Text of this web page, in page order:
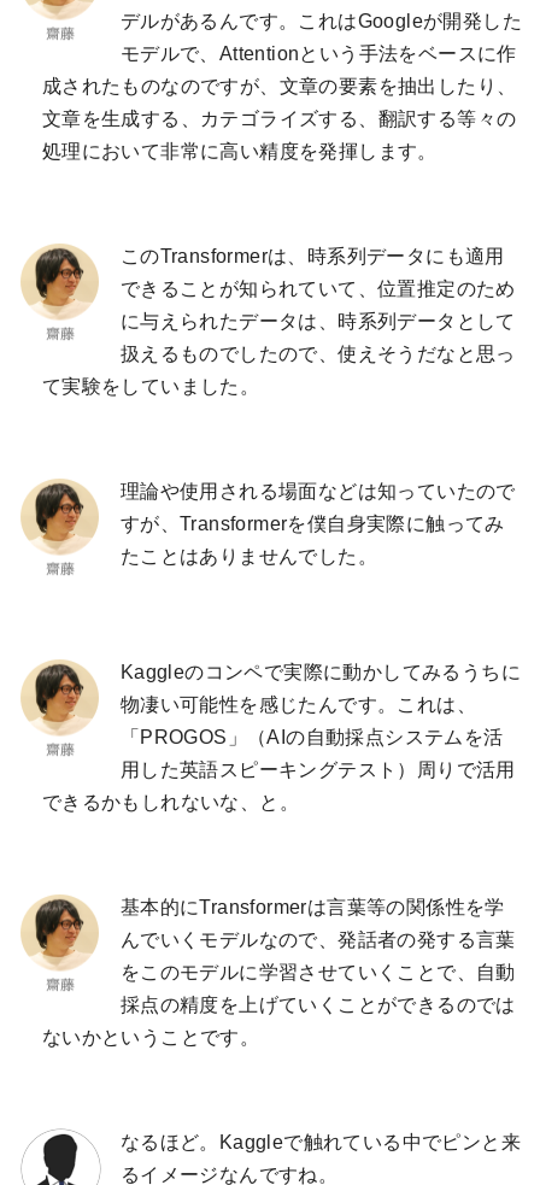
デルがあるんです。これはGoogleが開発した
モデルで、Attentionという手法をベースに作
成されたものなのですが、文章の要素を抽出したり、
文章を生成する、カテゴライズする、翻訳する等々の
処理において非常に高い精度を発揮します。
このTransformerは、時系列データにも適用
できることが知られていて、位置推定のため
に与えられたデータは、時系列データとして
扱えるものでしたので、使えそうだなと思っ
て実験をしていました。
理論や使用される場面などは知っていたので
すが、Transformerを僕自身実際に触ってみ
たことはありませんでした。
Kaggleのコンペで実際に動かしてみるうちに
物凄い可能性を感じたんです。これは、
「PROGOS」（AIの自動採点システムを活
用した英語スピーキングテスト）周りで活用
できるかもしれないな、と。
基本的にTransformerは言葉等の関係性を学
んでいくモデルなので、発話者の発する言葉
をこのモデルに学習させていくことで、自動
採点の精度を上げていくことができるのでは
ないかということです。
なるほど。Kaggleで触れている中でピンと来
るイメージなんですね。